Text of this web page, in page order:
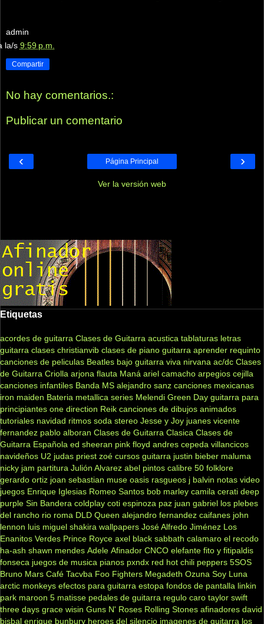
admin
la/s 9:59 p.m.
Compartir
No hay comentarios.:
Publicar un comentario
‹ ›
Página Principal
Ver la versión web
Etiquetas
acordes de guitarra Clases de Guitarra acustica tablaturas letras
guitarra clases christianvib clases de piano guitarra aprender requinto
canciones de peliculas Beatles bajo guitarra viva nirvana ac/dc Clases
de Guitarra Criolla arjona flauta Maná ariel camacho arpegios cejilla
canciones infantiles Banda MS alejandro sanz canciones mexicanas
iron maiden Bateria metallica series Melendi Green Day guitarra para
principiantes one direction Reik canciones de dibujos animados
tutoriales navidad ritmos soda stereo Jesse y Joy juanes vicente
fernandez pablo alboran Clases de Guitarra Clasica Clases de
Guitarra Española ed sheeran pink floyd andres cepeda villancicos
navideños U2 judas priest zoé cursos guitarra justin bieber maluma
nicky jam partitura Julión Alvarez abel pintos calibre 50 folklore
gerardo ortiz joan sebastian muse oasis rasgueos j balvin notas video
juegos Enrique Iglesias Romeo Santos bob marley camila cerati deep
purple Sin Bandera coldplay coti espinoza paz juan gabriel los plebes
del rancho rio roma DLD Queen alejandro fernandez caifanes john
lennon luis miguel shakira wallpapers José Alfredo Jiménez Los
Enanitos Verdes Prince Royce axel black sabbath calamaro el recodo
ha-ash shawn mendes Adele Afinador CNCO elefante fito y fitipaldis
fonseca juegos de musica pianos pxndx red hot chili peppers 5SOS
Bruno Mars Café Tacvba Foo Fighters Megadeth Ozuna Soy Luna
arctic monkeys efectos para guitarra estopa fondos de pantalla linkin
park maroon 5 matisse pedales de guitarra regulo caro taylor swift
three days grace wisin Guns N' Roses Rolling Stones afinadores david
bisbal enrique bunbury heroes del silencio imagenes de guitarra los